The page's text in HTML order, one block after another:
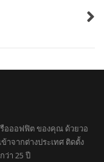
อออฟฟิต ของคุณ ด้วยวอ
าจากต่างประเทศ ติดตั้ง
า 25 ปี